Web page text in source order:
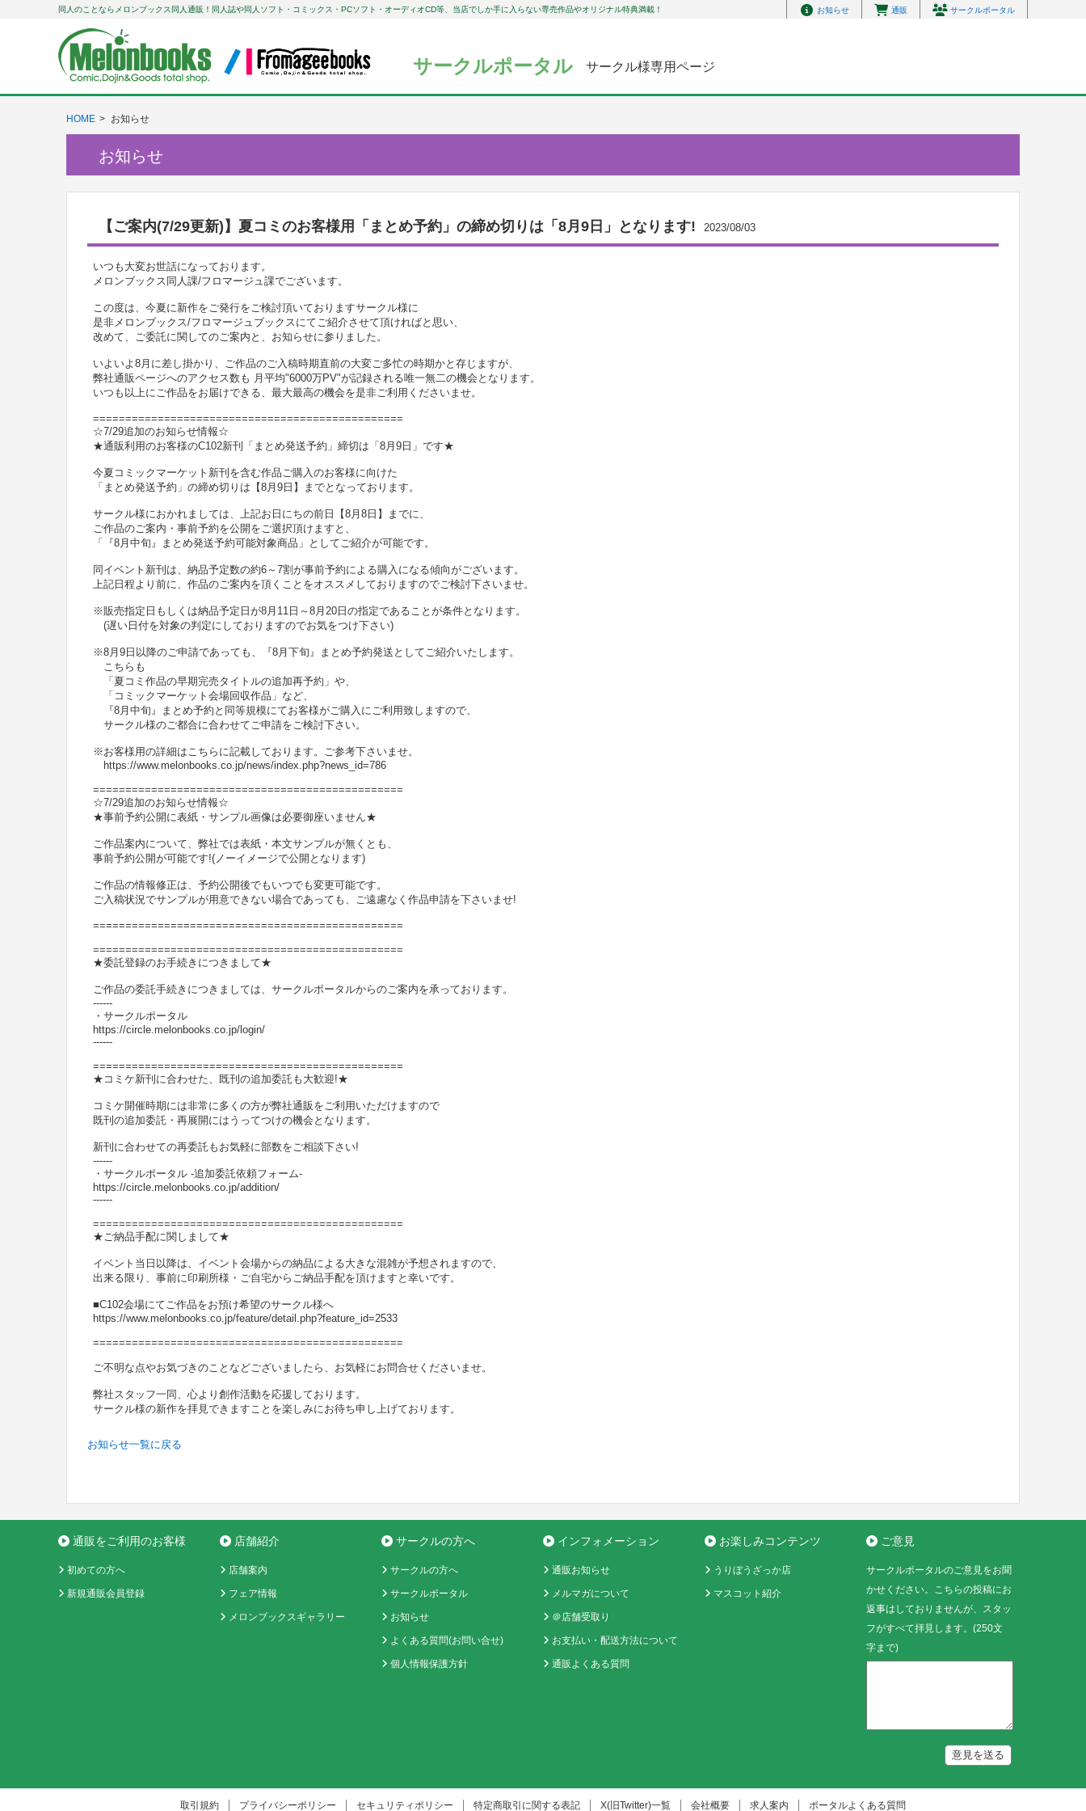
同人のことならメロンブックス同人通販！同人誌や同人ソフト・コミックス・PCソフト・オーディオCD等、当店でしか手に入らない専売作品やオリジナル特典満載！ お知らせ 通販 サークルポータル
サークルポータル サークル様専用ページ
HOME お知らせ
お知らせ
【ご案内(7/29更新)】夏コミのお客様用「まとめ予約」の締め切りは「8月9日」となります! 2023/08/03
いつも大変お世話になっております。
メロンブックス同人課/フロマージュ課でございます。
この度は、今夏に新作をご発行をご検討頂いておりますサークル様に
是非メロンブックス/フロマージュブックスにてご紹介させて頂ければと思い、
改めて、ご委託に関してのご案内と、お知らせに参りました。
いよいよ8月に差し掛かり、ご作品のご入稿時期直前の大変ご多忙の時期かと存じますが、
弊社通販ページへのアクセス数も 月平均"6000万PV"が記録される唯一無二の機会となります。
いつも以上にご作品をお届けできる、最大最高の機会を是非ご利用くださいませ。
================================================
☆7/29追加のお知らせ情報☆
★通販利用のお客様のC102新刊「まとめ発送予約」締切は「8月9日」です★
今夏コミックマーケット新刊を含む作品ご購入のお客様に向けた
「まとめ発送予約」の締め切りは【8月9日】までとなっております。
サークル様におかれましては、上記お日にちの前日【8月8日】までに、
ご作品のご案内・事前予約を公開をご選択頂けますと、
「『8月中旬』まとめ発送予約可能対象商品」としてご紹介が可能です。
同イベント新刊は、納品予定数の約6～7割が事前予約による購入になる傾向がございます。
上記日程より前に、作品のご案内を頂くことをオススメしておりますのでご検討下さいませ。
※販売指定日もしくは納品予定日が8月11日～8月20日の指定であることが条件となります。
(遅い日付を対象の判定にしておりますのでお気をつけ下さい)
※8月9日以降のご申請であっても、『8月下旬』まとめ予約発送としてご紹介いたします。
こちらも
「夏コミ作品の早期完売タイトルの追加再予約」や、
「コミックマーケット会場回収作品」など、
『8月中旬』まとめ予約と同等規模にてお客様がご購入にご利用致しますので、
サークル様のご都合に合わせてご申請をご検討下さい。
※お客様用の詳細はこちらに記載しております。ご参考下さいませ。
https://www.melonbooks.co.jp/news/index.php?news_id=786
================================================
☆7/29追加のお知らせ情報☆
★事前予約公開に表紙・サンプル画像は必要御座いません★
ご作品案内について、弊社では表紙・本文サンプルが無くとも、
事前予約公開が可能です!(ノーイメージで公開となります)
ご作品の情報修正は、予約公開後でもいつでも変更可能です。
ご入稿状況でサンプルが用意できない場合であっても、ご遠慮なく作品申請を下さいませ!
================================================
================================================
★委託登録のお手続きにつきまして★
ご作品の委託手続きにつきましては、サークルポータルからのご案内を承っております。
------
・サークルポータル
https://circle.melonbooks.co.jp/login/
------
================================================
★コミケ新刊に合わせた、既刊の追加委託も大歓迎!★
コミケ開催時期には非常に多くの方が弊社通販をご利用いただけますので
既刊の追加委託・再展開にはうってつけの機会となります。
新刊に合わせての再委託もお気軽に部数をご相談下さい!
------
・サークルポータル -追加委託依頼フォーム-
https://circle.melonbooks.co.jp/addition/
------
================================================
★ご納品手配に関しまして★
イベント当日以降は、イベント会場からの納品による大きな混雑が予想されますので、
出来る限り、事前に印刷所様・ご自宅からご納品手配を頂けますと幸いです。
■C102会場にてご作品をお預け希望のサークル様へ
https://www.melonbooks.co.jp/feature/detail.php?feature_id=2533
================================================
ご不明な点やお気づきのことなどございましたら、お気軽にお問合せくださいませ。
弊社スタッフ一同、心より創作活動を応援しております。
サークル様の新作を拝見できますことを楽しみにお待ち申し上げております。
お知らせ一覧に戻る
通販をご利用のお客様
初めての方へ
新規通販会員登録
店舗紹介
店舗案内
フェア情報
メロンブックスギャラリー
サークルの方へ
サークルの方へ
サークルポータル
お知らせ
よくある質問(お問い合せ)
個人情報保護方針
インフォメーション
通販お知らせ
メルマガについて
＠店舗受取り
お支払い・配送方法について
通販よくある質問
お楽しみコンテンツ
うりぼうざっか店
マスコット紹介
ご意見
サークルポータルのご意見をお聞
かせください。こちらの投稿にお
返事はしておりませんが、スタッ
フがすべて拝見します。(250文
字まで)
意見を送る
取引規約 プライバシーポリシー セキュリティポリシー 特定商取引に関する表記 X(旧Twitter)一覧 会社概要 求人案内 ポータルよくある質問